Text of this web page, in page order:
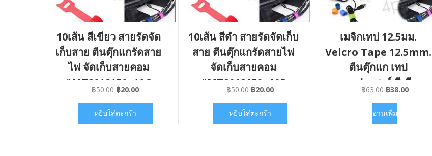
10เส้น สีเขียว สายรัดจัด
เก็บสาย ตีนตุ๊กแกรัดสาย
ไฟ จัดเก็บสายคอม
#MT2012150x10G
฿50.00 Original
was:
฿20.00Current
หยิบใส่ตะกร้า
10เส้น สีดำ สายรัดจัดเก็บ
สาย ตีนตุ๊กแกรัดสายไฟ
จัดเก็บสายคอม
#MT2012150x10B
฿50.00 Original
was:
฿20.00Current
หยิบใส่ตะกร้า
เมจิกเทป 12.5มม.
Velcro Tape 12.5mm.
ตีนตุ๊กแก เทป
อเนกประสงค์ สีเขียว
#HM-MT012G
฿63.00 Original
was:
฿38.00Current
อ่านเพิ่ม